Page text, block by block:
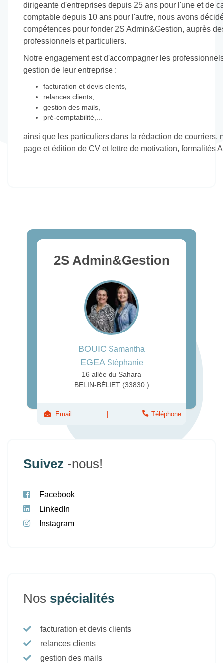
dirigeante d'entreprises depuis 25 ans pour l'une et de
comptable depuis 10 ans pour l'autre, nous avons
compétences pour fonder 2S Admin&Gestion, auprès
professionnels et particuliers.
Notre engagement est d'accompagner les
gestion de leur entreprise :
facturation et devis clients,
relances clients,
gestion des mails,
pré-comptabilité,...
ainsi que les particuliers dans la rédaction de courriers,
page et édition de CV et lettre de motivation, formalités
2S Admin&Gestion
BOUIC Samantha
EGEAStéphanie
16 allée du Sahara
BELIN-BÉLIET (33830 )
Email Téléphone
Suivez -nous!
Facebook
LinkedIn
Instagram
Nos spécialités
facturation et devis clients
relances clients
gestion des mails